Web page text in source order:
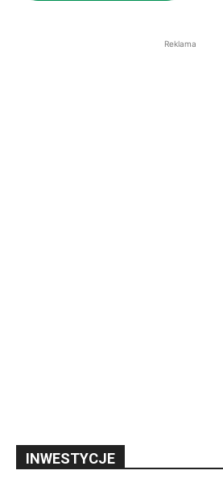
Reklama
INWESTYCJE